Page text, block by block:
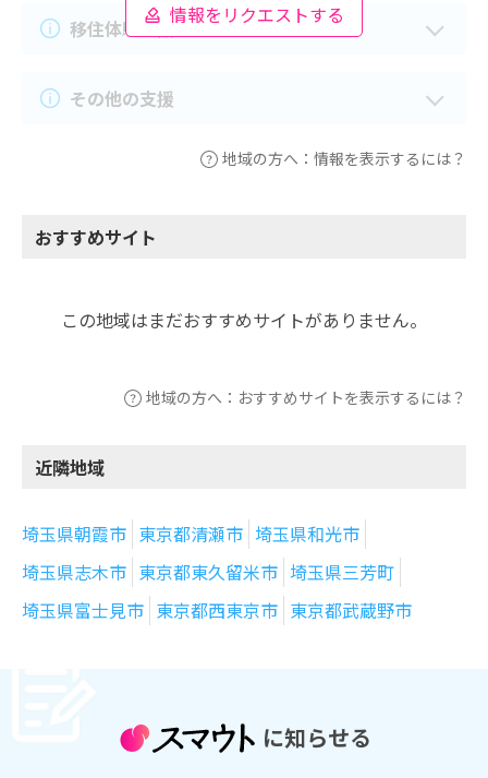
情報をリクエストする
移住体験支援
その他の支援
地域の方へ：情報を表示するには？
おすすめサイト
この地域はまだおすすめサイトがありません。
地域の方へ：おすすめサイトを表示するには？
近隣地域
埼玉県朝霞市 東京都清瀬市 埼玉県和光市
埼玉県志木市 東京都東久留米市 埼玉県三芳町
埼玉県富士見市 東京都西東京市 東京都武蔵野市
に知らせる